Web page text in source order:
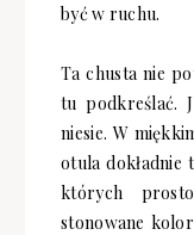
być w ruchu.
Ta chusta nie
tu podkreślać.
niesie. W
otula dokładnie
których
stonowane